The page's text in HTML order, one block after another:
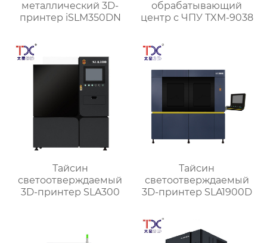
металлический 3D-
принтер iSLM350DN
обрабатывающий
центр с ЧПУ TXM-9038
Тайсин
светоотверждаемый
3D-принтер SLA300
Тайсин
светоотверждаемый
3D-принтер SLA1900D